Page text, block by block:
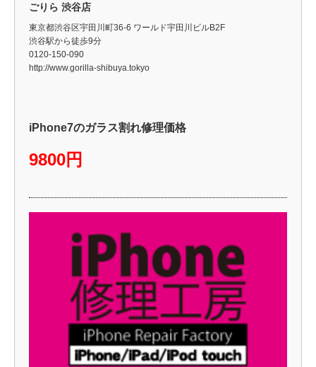
ごりら 渋谷店
東京都渋谷区宇田川町36-6 ワールド宇田川ビルB2F
渋谷駅から徒歩9分
0120-150-090
http://www.gorilla-shibuya.tokyo
iPhone7のガラス割れ修理価格
9800円